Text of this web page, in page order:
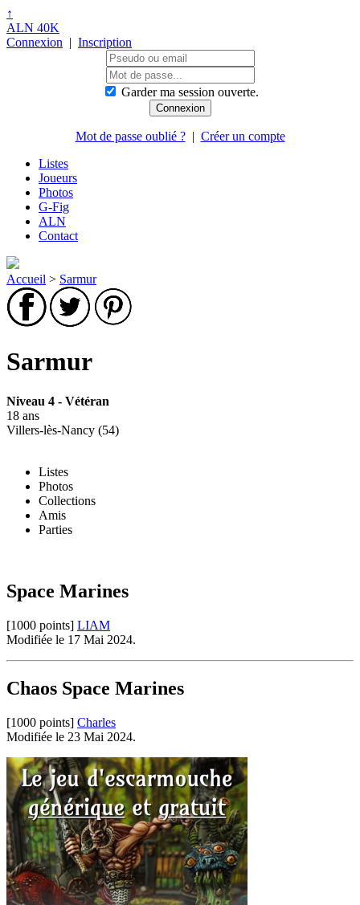
↑
ALN 40K
Connexion | Inscription
Garder ma session ouverte.
Mot de passe oublié ?| Créer un compte
Listes
Joueurs
Photos
G-Fig
ALN
Contact
Accueil > Sarmur
Sarmur
Niveau 4 - Vétéran
18 ans
Villers-lès-Nancy (54)
Listes
Photos
Collections
Amis
Parties
Space Marines
[1000 points] LIAM
Modifiée le 17 Mai 2024.
Chaos Space Marines
[1000 points] Charles
Modifiée le 23 Mai 2024.